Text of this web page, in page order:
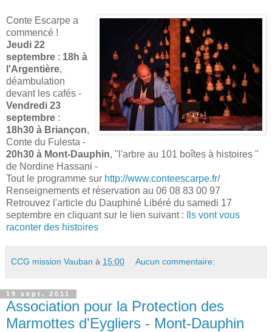
Conte Escarpe a
commencé !
Jeudi 22
septembre : 18h à
l'Argentière,
déambulation
devant les cafés -
Vendredi 23
septembre :
18h30 à Briançon,
Conte du Fulesta -
20h30 à Mont-Dauphin, "l'arbre au 101 boîtes à histoires "
de Nordine Hassani -
Tout le programme sur http://www.conteescarpe.fr/
Renseignements et réservation au 06 08 83 00 97
Retrouvez l'article du Dauphiné Libéré du samedi 17
septembre en cliquant sur le lien suivant :
Ils vont vous
raconter des histoires
CCG mission Vauban à 15:00 Aucun commentaire:
19 sept. 2011
Association pour la Protection des
Marmottes d'Eygliers - Mont-Dauphin